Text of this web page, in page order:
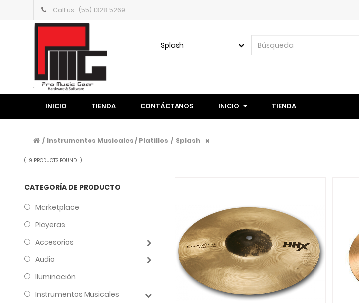
Call us : (55) 1328 5269
Splash
INICIO TIENDA CONTÁCTANOS INICIO TIENDA
/ Instrumentos Musicales / Platillos / Splash
( 9 PRODUCTS FOUND. )
CATEGORÍA DE PRODUCTO
Marketplace
Playeras
Accesorios
Audio
Iluminación
Instrumentos Musicales